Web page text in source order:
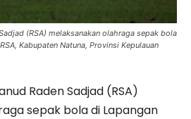
(RSA) melaksanakan olahraga sepak bola
Kabupaten Natuna, Provinsi Kepulauan
Raden Sadjad (RSA)
sepak bola di Lapangan